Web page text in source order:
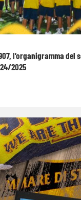
l’organigramma del
2025